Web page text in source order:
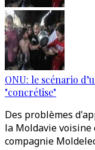
ONU: le scénario
"concrétise"
Des problèmes
la Moldavie
compagnie